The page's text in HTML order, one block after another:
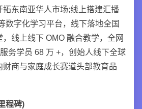
拓东南亚华人市场;线上搭建汇播
数字化学习平台，线下落地全国
线上线下 OMO 融合教学，全网
务学员 68 万 +，创始人线下全球
商与家庭成长赛道头部教育品
程碑)